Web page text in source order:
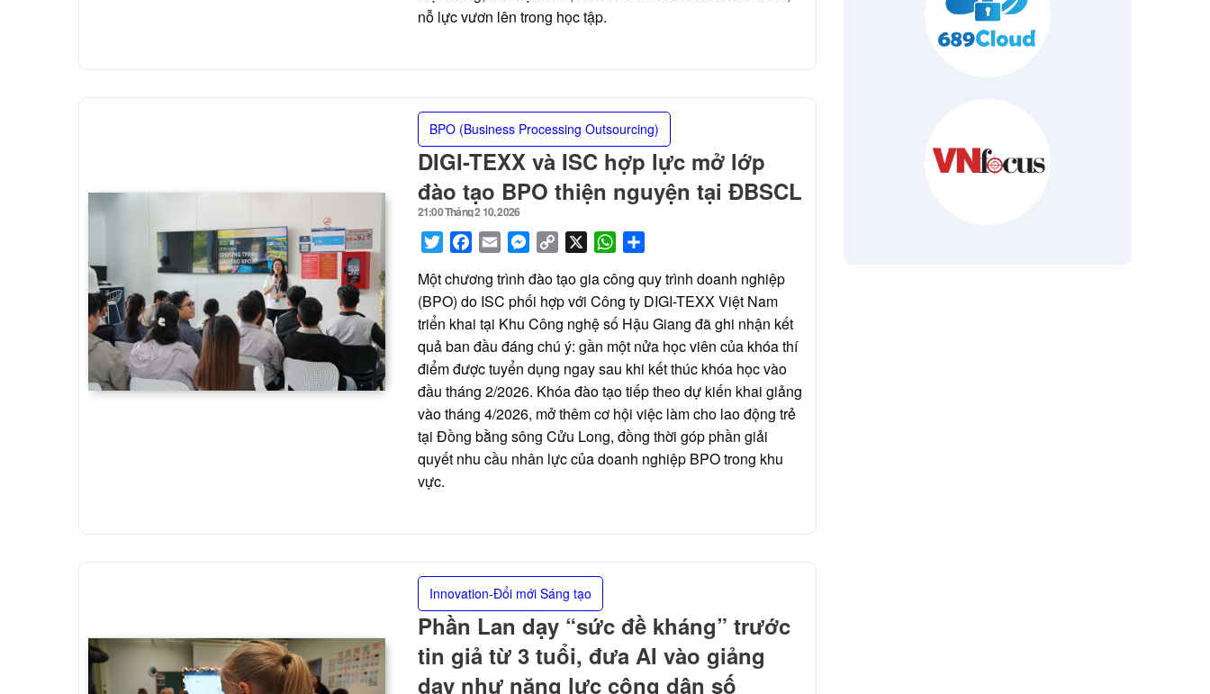
nỗ lực vươn lên trong học tập.
BPO (Business Processing Outsourcing)
DIGI-TEXX và ISC hợp lực mở lớp
đào tạo BPO thiện nguyện tại ĐBSCL
Posted
on
21:00 Tháng 2 10, 2026
TwitterFacebook
Email Messenger
Copy
WhatsApp
Một chương trình đào tạo gia công quy trình doanh nghiệp
(BPO) do ISC phối hợp với Công ty DIGI-TEXX Việt Nam
triển khai tại Khu Công nghệ số Hậu Giang đã ghi nhận kết
quả ban đầu đáng chú ý: gần một nửa học viên của khóa thí
điểm được tuyển dụng ngay sau khi kết thúc khóa học vào
đầu tháng 2/2026. Khóa đào tạo tiếp theo dự kiến khai giảng
vào tháng 4/2026, mở thêm cơ hội việc làm cho lao động trẻ
tại Đồng bằng sông Cửu Long, đồng thời góp phần giải
quyết nhu cầu nhân lực của doanh nghiệp BPO trong khu
vực.
Innovation-Đổi mới Sáng tạo
Phần Lan dạy “sức đề kháng” trước
tin giả từ 3 tuổi, đưa AI vào giảng
dạy như năng lực công dân số